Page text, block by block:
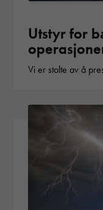
Utstyr for
Vi er stolte av å